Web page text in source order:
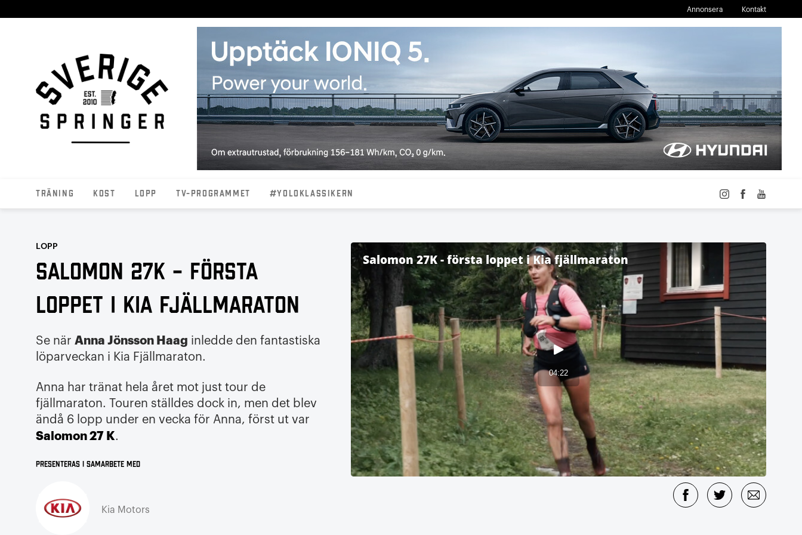
Annonsera Kontakt
Träning Kost Lopp TV-programmet #YOLOKLASSIKERN
LOPP
Salomon 27K – första
loppet i Kia fjällmaraton
Se när Anna Jönsson Haag inledde den fantastiska
löparveckan i Kia Fjällmaraton.
Anna har tränat hela året mot just tour de
fjällmaraton. Touren ställdes dock in, men det blev
ändå 6 lopp under en vecka för Anna, först ut var
Salomon 27 K.
Presenteras i samarbete med
Kia Motors